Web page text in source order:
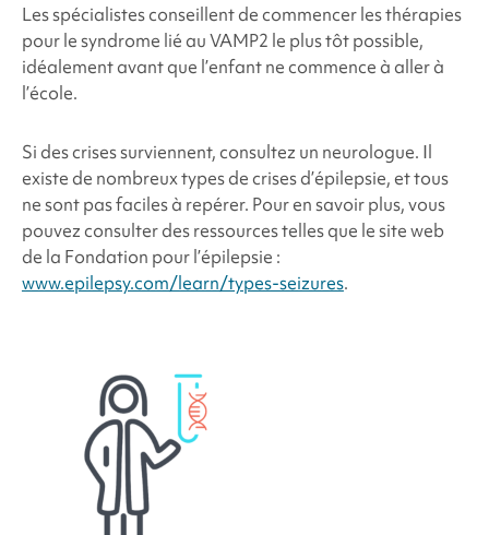
Les spécialistes conseillent de commencer les thérapies
pour lesyndrome lié au VAMP2 le plus tôt possible,
idéalement avant que l’enfant ne commence à aller à
l’école.
Si des crises surviennent, consultez un neurologue. Il
existe de nombreux types de crises d’épilepsie, et tous
ne sont pas faciles à repérer. Pour en savoir plus, vous
pouvez consulter des ressources telles que le site web
de la Fondation pour l’épilepsie :
www.epilepsy.com/learn/types-seizures.